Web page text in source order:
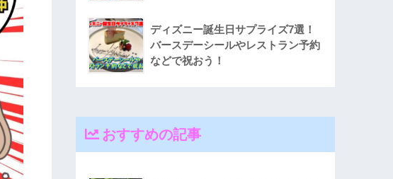
ディズニー誕生日サプライズ7選！
バースデーシールやレストラン予約
などで祝おう！
おすすめの記事